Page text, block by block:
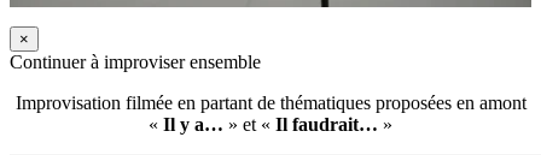
×
Continuer à improviser ensemble
Improvisation filmée en partant de thématiques proposées en amont
« Il y a… » et « Il faudrait… »